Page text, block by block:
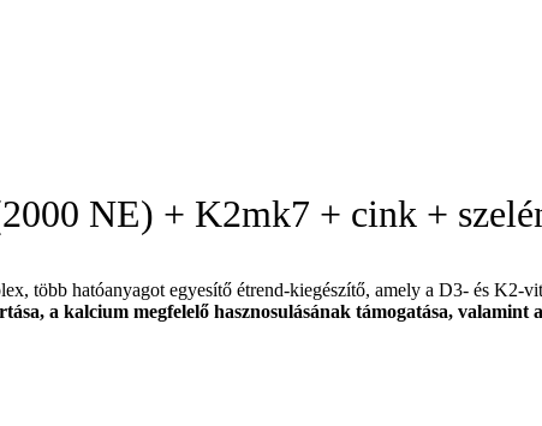
NE) + K2mk7 + cink +
hatóanyagot egyesítő étrend-kiegészítő, amely a D3- és K2-
a kalcium megfelelő hasznosulásának támogatása,